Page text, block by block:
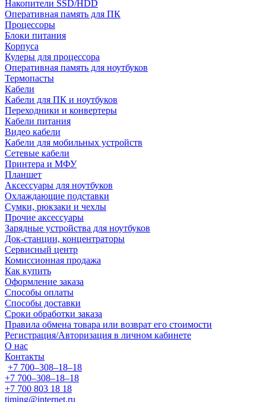
Накопители SSD/HDD
Оперативная память для ПК
Процессоры
Блоки питания
Корпуса
Кулеры для процессора
Оперативная память для ноутбуков
Термопасты
Кабели
Кабели для ПК и ноутбуков
Переходники и конвертеры
Кабели питания
Видео кабели
Кабели для мобильных устройств
Сетевые кабели
Принтера и МФУ
Планшет
Аксессуары для ноутбуков
Охлаждающие подставки
Сумки, рюкзаки и чехлы
Прочие аксессуары
Зарядные устройства для ноутбуков
Док-станции, концентраторы
Сервисный центр
Комиссионная продажа
Как купить
Оформление заказа
Способы оплаты
Способы доставки
Сроки обработки заказа
Правила обмена товара или возврат его стоимости
Регистрация/Авторизация в личном кабинете
О нас
Контакты
+7 700‒308‒18‒18
+7 700‒308‒18‒18
+7 700 803 18 18
timing@internet.ru